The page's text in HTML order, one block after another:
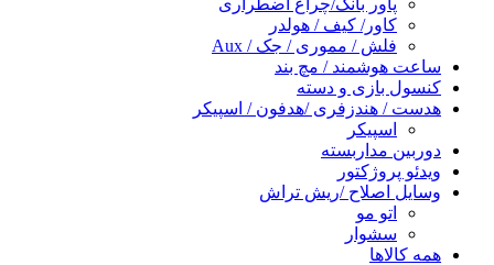
کاور/ کیف / هولدر
فلش / مموری / جک / Aux
ساعت هوشمند / مچ بند
کنسول بازی و دسته
هدست / هندزفری /هدفون / اسپیکر
اسپیکر
دوربین مداربسته
ویدئو پروژکتور
وسایل اصلاح /ریش تراش
اتو مو
سشوار
همه کالاها